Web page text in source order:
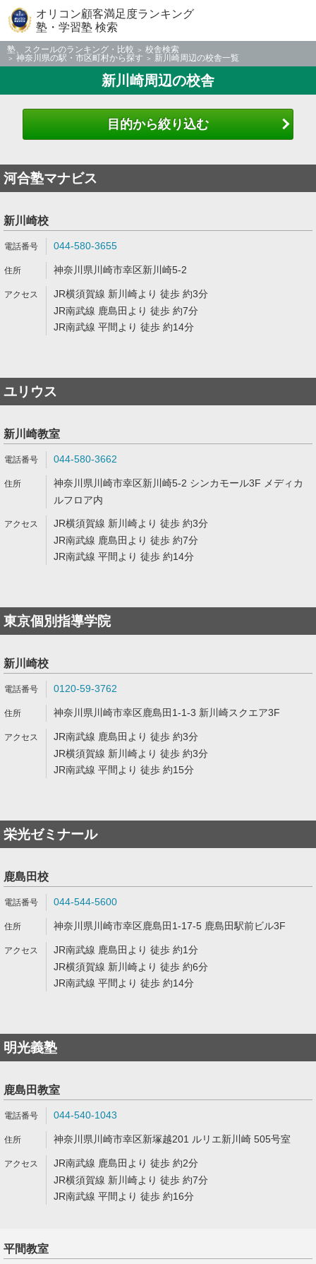
オリコン顧客満足度ランキング
塾・学習塾 検索
塾、スクールのランキング・比較
校舎検索
神奈川県の駅・市区町村から探す
新川崎周辺の校舎一覧
新川崎周辺の校舎
目的から絞り込む
河合塾マナビス
新川崎校
044-580-3655
神奈川県川崎市幸区新川崎5-2
JR横須賀線 新川崎より 徒歩 約3分
JR南武線 鹿島田より 徒歩 約7分
JR南武線 平間より 徒歩 約14分
ユリウス
新川崎教室
044-580-3662
神奈川県川崎市幸区新川崎5-2 シンカモール3F メディカ
ルフロア内
JR横須賀線 新川崎より 徒歩 約3分
JR南武線 鹿島田より 徒歩 約7分
JR南武線 平間より 徒歩 約14分
東京個別指導学院
新川崎校
0120-59-3762
神奈川県川崎市幸区鹿島田1-1-3 新川崎スクエア3F
JR南武線 鹿島田より 徒歩 約3分
JR横須賀線 新川崎より 徒歩 約3分
JR南武線 平間より 徒歩 約15分
栄光ゼミナール
鹿島田校
044-544-5600
神奈川県川崎市幸区鹿島田1-17-5 鹿島田駅前ビル3F
JR南武線 鹿島田より 徒歩 約1分
JR横須賀線 新川崎より 徒歩 約6分
JR南武線 平間より 徒歩 約14分
明光義塾
鹿島田教室
044-540-1043
神奈川県川崎市幸区新塚越201 ルリエ新川崎 505号室
JR南武線 鹿島田より 徒歩 約2分
JR横須賀線 新川崎より 徒歩 約7分
JR南武線 平間より 徒歩 約16分
平間教室